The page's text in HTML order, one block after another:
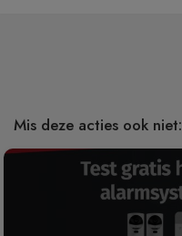
Mis deze acties ook niet: